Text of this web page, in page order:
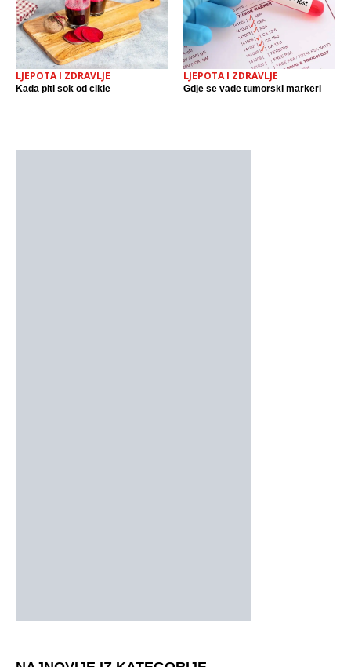
LJEPOTA I ZDRAVLJE
Kada piti sok od cikle
LJEPOTA I ZDRAVLJE
Gdje se vade tumorski markeri